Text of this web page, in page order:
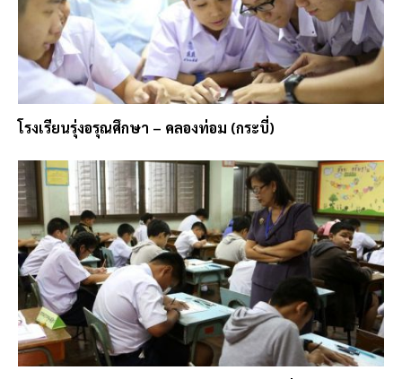
โรงเรียนรุ่งอรุณศึกษา – คลองท่อม (กระบี่)